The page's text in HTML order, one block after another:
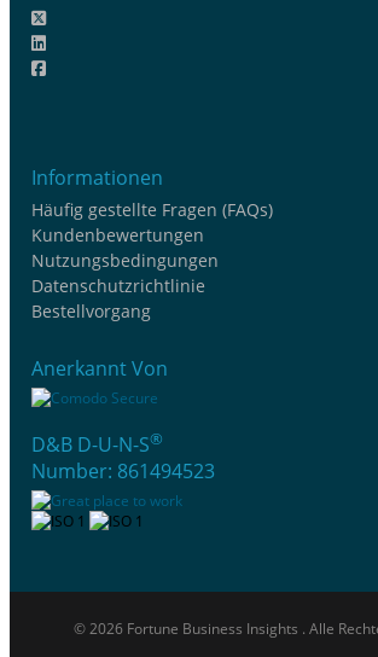
Informationen
Häufig gestellte Fragen (FAQs)
Kundenbewertungen
Nutzungsbedingungen
Datenschutzrichtlinie
Bestellvorgang
Anerkannt Von
D&B D-U-N-S®
Number: 861494523
© 2026 Fortune Business Insights . Alle